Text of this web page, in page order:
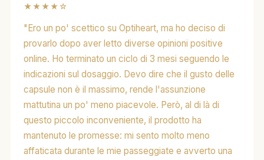
★★★★☆
"Ero un po' scettico su Optiheart, ma ho deciso di
provarlo dopo aver letto diverse opinioni positive
online. Ho terminato un ciclo di 3 mesi seguendo le
indicazioni sul dosaggio. Devo dire che il gusto delle
capsule non è il massimo, rende l'assunzione
mattutina un po' meno piacevole. Però, al di là di
questo piccolo inconveniente, il prodotto ha
mantenuto le promesse: mi sento molto meno
affaticata durante le mie passeggiate e avverto una